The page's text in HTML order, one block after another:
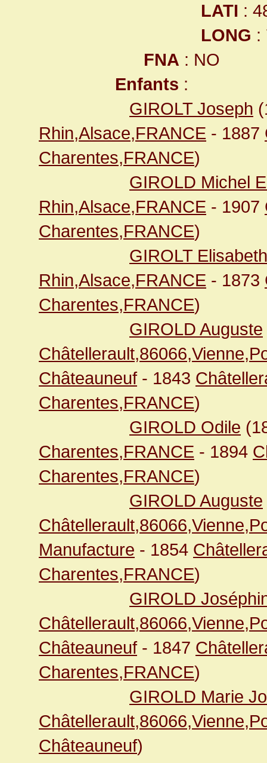
LATI :
LONG :
FNA : NO
Enfants :
GIROLT Joseph
Rhin,Alsace,FRANCE - 1887
Charentes,FRANCE)
GIROLD Michel
Rhin,Alsace,FRANCE - 1907
Charentes,FRANCE)
GIROLT Elisabeth
Rhin,Alsace,FRANCE - 1873
Charentes,FRANCE)
GIROLD Auguste
Châteauneuf - 1843
Charentes,FRANCE)
GIROLD Odile
Charentes,FRANCE - 1894
Charentes,FRANCE)
GIROLD Auguste
Manufacture - 1854
Charentes,FRANCE)
GIROLD
Châteauneuf - 1847
Charentes,FRANCE)
GIROLD Marie
Châteauneuf)